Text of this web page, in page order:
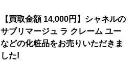
【買取金額 14,000円】シャネルの
サブリマージュ ラ クレーム ユー
などの化粧品をお売りいただきま
した!